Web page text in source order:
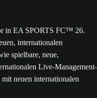
in EA SPORTS FC™ 26.
internationalen
spielbare, neue,
Live-Management-
neuen internationalen